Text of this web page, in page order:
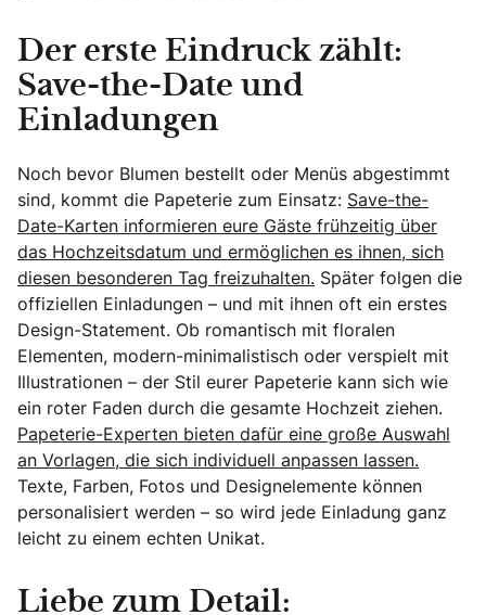
Der erste Eindruck zählt:
Save-the-Date und
Einladungen
Noch bevor Blumen bestellt oder Menüs abgestimmt
sind, kommt die Papeterie zum Einsatz: Save-the-
Date-Karten informieren eure Gäste frühzeitig über
das Hochzeitsdatum und ermöglichen es ihnen, sich
diesen besonderen Tag freizuhalten. Später folgen die
offiziellen Einladungen – und mit ihnen oft ein erstes
Design-Statement. Ob romantisch mit floralen
Elementen, modern-minimalistisch oder verspielt mit
Illustrationen – der Stil eurer Papeterie kann sich wie
ein roter Faden durch die gesamte Hochzeit ziehen.
Papeterie-Experten bieten dafür eine große Auswahl
an Vorlagen, die sich individuell anpassen lassen.
Texte, Farben, Fotos und Designelemente können
personalisiert werden – so wird jede Einladung ganz
leicht zu einem echten Unikat.
Liebe zum Detail: